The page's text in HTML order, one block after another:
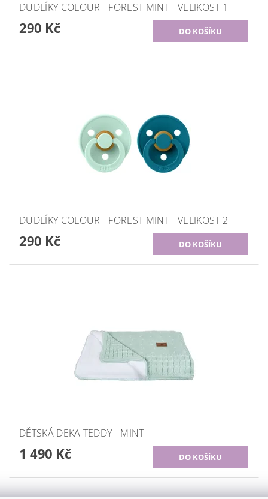
DUDLÍKY COLOUR - FOREST MINT - VELIKOST 1
290 Kč
DUDLÍKY COLOUR - FOREST MINT - VELIKOST 2
290 Kč
DĚTSKÁ DEKA TEDDY - MINT
1 490 Kč